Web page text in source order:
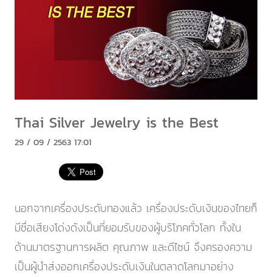
Thai Silver Jewelry is the Best
29 / 09 / 2563 17:01
นอกจากเครื่องประดับทองแล้ว เครื่องประดับเงินของไทยก็
มีชื่อเสียงโด่งดังเป็นที่ยอมรับของผู้บริโภคทั่วโลก ทั้งใน
ด้านมาตรฐานการผลิต คุณภาพ และดีไซน์ จึงครองความ
เป็นผู้นำส่งออกเครื่องประดับเงินในตลาดโลกมาอย่าง